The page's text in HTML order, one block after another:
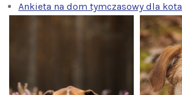
Ankieta na dom tymczasowy dla kota